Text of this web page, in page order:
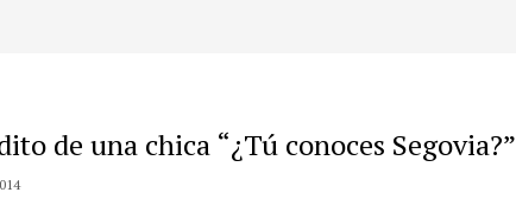
de una chica “¿Tú conoces Segovia?”